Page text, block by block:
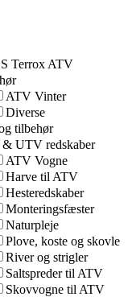
Terrox ATV
ATV Vinter
Diverse
tilbehør
UTV redskaber
ATV Vogne
Harve til ATV
Hesteredskaber
Monteringsfæster
Naturpleje
Plove, koste og skovle
River og strigler
Saltspreder til ATV
Skovvogne til ATV